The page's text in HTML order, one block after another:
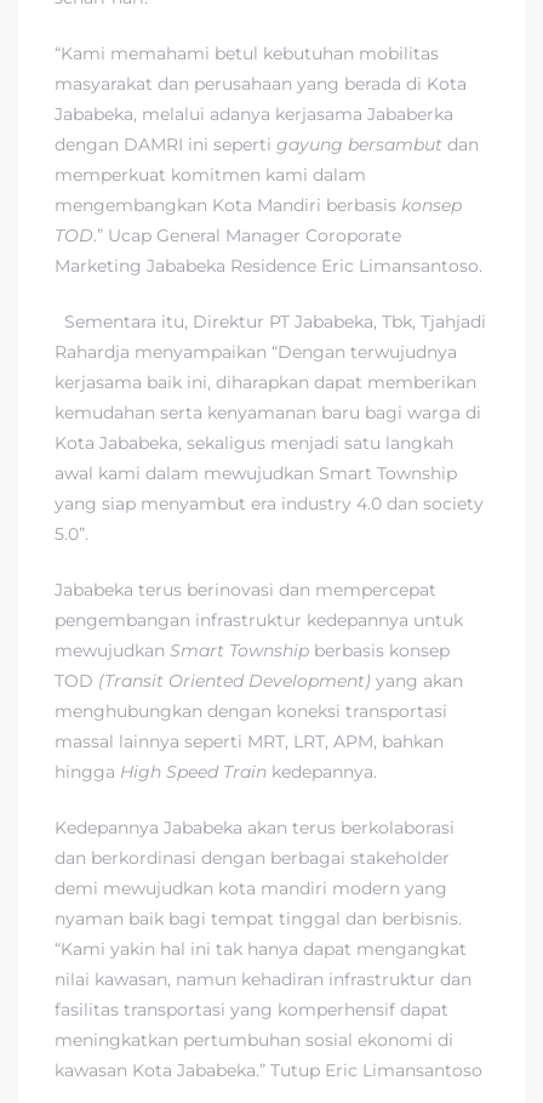
“Kami memahami betul kebutuhan mobilitas
masyarakat dan perusahaan yang berada di Kota
Jababeka, melalui adanya kerjasama Jababerka
dengan DAMRI ini seperti gayung bersambut dan
memperkuat komitmen kami dalam
mengembangkan Kota Mandiri berbasis konsep
TOD.” Ucap General Manager Coroporate
Marketing Jababeka Residence Eric Limansantoso.
Sementara itu, Direktur PT Jababeka, Tbk, Tjahjadi
Rahardja menyampaikan “Dengan terwujudnya
kerjasama baik ini, diharapkan dapat memberikan
kemudahan serta kenyamanan baru bagi warga di
Kota Jababeka, sekaligus menjadi satu langkah
awal kami dalam mewujudkan Smart Township
yang siap menyambut era industry 4.0 dan society
5.0”.
Jababeka terus berinovasi dan mempercepat
pengembangan infrastruktur kedepannya untuk
mewujudkan Smart Township berbasis konsep
TOD (Transit Oriented Development) yang akan
menghubungkan dengan koneksi transportasi
massal lainnya seperti MRT, LRT, APM, bahkan
hingga High Speed Train kedepannya.
Kedepannya Jababeka akan terus berkolaborasi
dan berkordinasi dengan berbagai stakeholder
demi mewujudkan kota mandiri modern yang
nyaman baik bagi tempat tinggal dan berbisnis.
“Kami yakin hal ini tak hanya dapat mengangkat
nilai kawasan, namun kehadiran infrastruktur dan
fasilitas transportasi yang komperhensif dapat
meningkatkan pertumbuhan sosial ekonomi di
kawasan Kota Jababeka.” Tutup Eric Limansantoso